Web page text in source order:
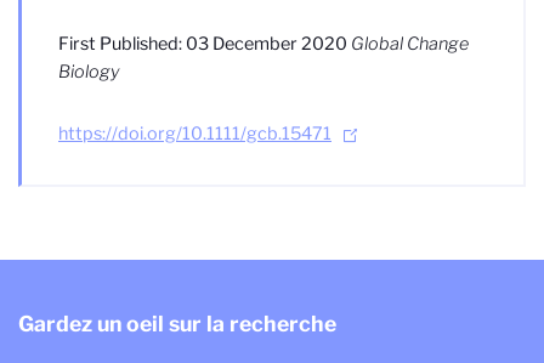
First Published: 03 December 2020 Global Change
Biology
https://doi.org/10.1111/gcb.15471
Gardez un oeil sur la recherche